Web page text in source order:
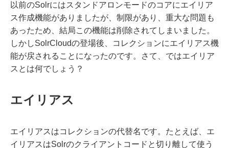
以前のSolrにはスタンドアロンモードのコアにエイリア
ス作成機能がありましたが、制限があり、重大な問題も
あったため、結局この機能は削除されてしまいました。
しかしSolrCloudの登場後、コレクションにエイリアス機
能が戻されることになったのです。さて、ではエイリア
スとは何でしょう？
エイリアス
エイリアスはコレクションの代替名です。たとえば、エ
イリアスはSolrのクライアントコードと切り離して使う